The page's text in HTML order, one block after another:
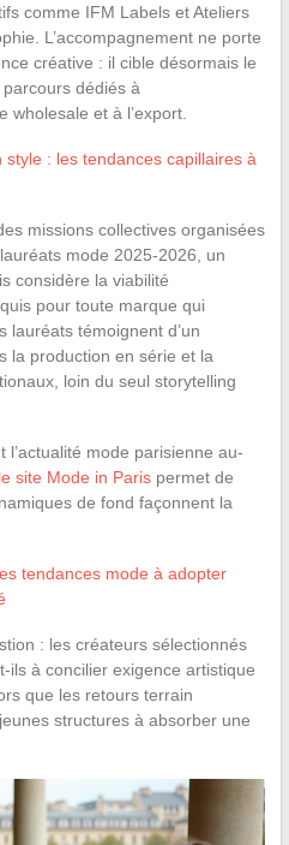
comme IFM Labels et Ateliers
L’accompagnement ne porte
créative : il cible désormais le
parcours dédiés à
wholesale et à l’export.
style : les tendances capillaires à
missions collectives organisées
mode 2025-2026, un
considère la viabilité
pour toute marque qui
lauréats témoignent d’un
la production en série et la
loin du seul storytelling
l’actualité mode parisienne au-
site Mode in Parispermet de
de fond façonnent la
tendances mode à adopter
: les créateurs sélectionnés
ils à concilier exigence artistique
que les retours terrain
structures à absorber une